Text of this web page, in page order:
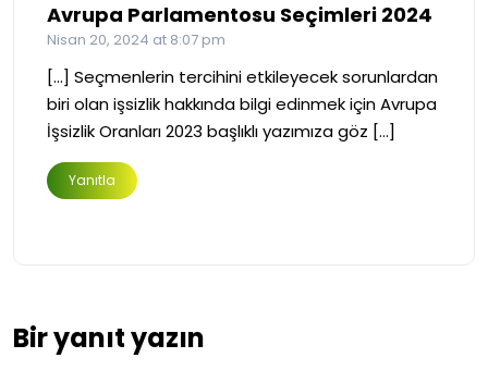
Avrupa Parlamentosu Seçimleri 2024
Nisan 20, 2024 at 8:07 pm
[…] Seçmenlerin tercihini etkileyecek sorunlardan
biri olan işsizlik hakkında bilgi edinmek için Avrupa
İşsizlik Oranları 2023 başlıklı yazımıza göz […]
Yanıtla
Bir yanıt yazın